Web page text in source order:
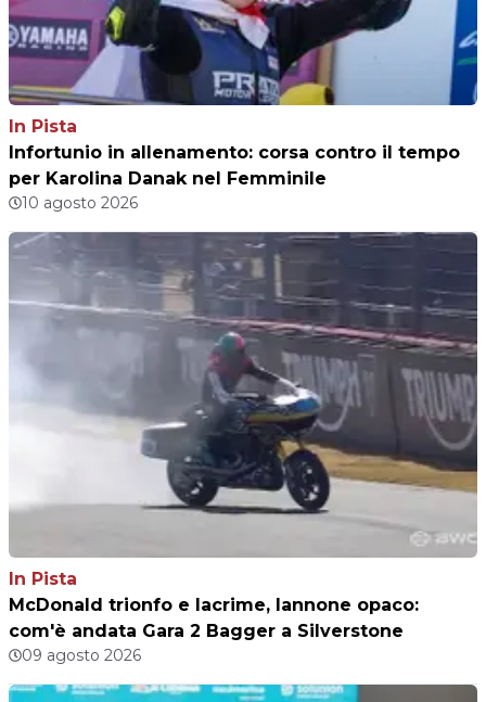
In Pista
Infortunio in allenamento: corsa contro il tempo
per Karolina Danak nel Femminile
10 agosto 2026
In Pista
McDonald trionfo e lacrime, Iannone opaco:
com'è andata Gara 2 Bagger a Silverstone
09 agosto 2026